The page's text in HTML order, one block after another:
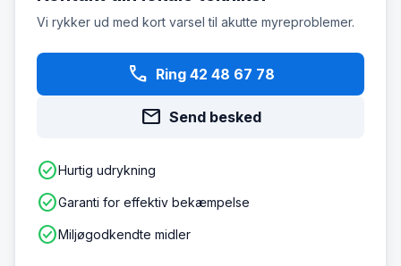
Vi rykker ud med kort varsel til akutte myreproblemer.
phone Ring 42 48 67 78
mail Send besked
check_circleHurtig udrykning
check_circleGaranti for effektiv bekæmpelse
check_circleMiljøgodkendte midler